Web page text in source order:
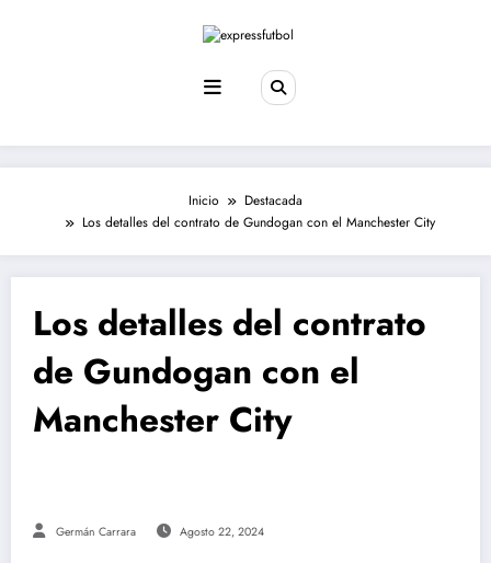
Inicio
Destacada
Los detalles del contrato de Gundogan con el Manchester City
Los detalles del contrato
de Gundogan con el
Manchester City
Germán Carrara Agosto 22, 2024